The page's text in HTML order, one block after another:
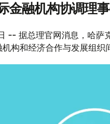
金融机构协调理
-- 据总理官网消息，哈萨
构和经济合作与发展组织